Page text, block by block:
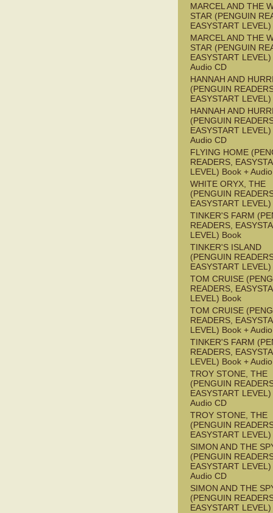
MARCEL AND THE
STAR (PENGUIN
EASYSTART
MARCEL AND THE
STAR (PENGUIN
EASYSTART
Audio CD
HANNAH AND
(PENGUIN
EASYSTART
HANNAH AND
(PENGUIN
EASYSTART
Audio CD
FLYING HOME
READERS,
LEVEL) Book +
WHITE ORYX, THE
(PENGUIN
EASYSTART
TINKER'S FARM
READERS,
LEVEL) Book
TINKER'S ISLAND
(PENGUIN
EASYSTART
TOM CRUISE
READERS,
LEVEL) Book
TOM CRUISE
READERS,
LEVEL) Book +
TINKER'S FARM
READERS,
LEVEL) Book +
TROY STONE, THE
(PENGUIN
EASYSTART
Audio CD
TROY STONE, THE
(PENGUIN
EASYSTART
SIMON AND THE
(PENGUIN
EASYSTART
Audio CD
SIMON AND THE
(PENGUIN
EASYSTART